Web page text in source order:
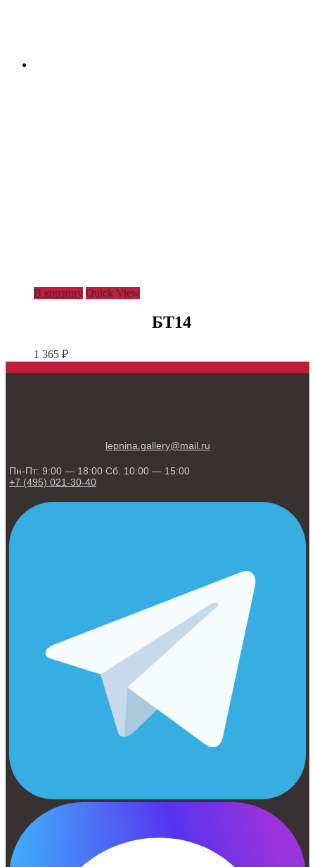
В корзину Quick View
БТ14
1 365 ₽
lepnina.gallery@mail.ru
Пн-Пт: 9:00 — 18:00 Сб. 10:00 — 15:00
+7 (495) 021-30-40